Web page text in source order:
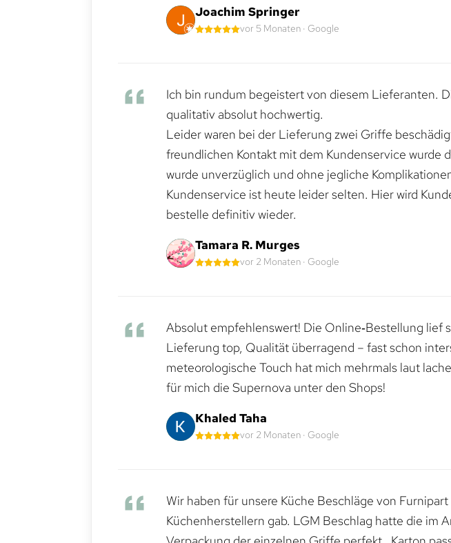
Joachim Springer
vor 5 Monaten · Google
Ich bin rundum begeistert von diesem Lieferanten.
qualitativ absolut hochwertig.
Leider waren bei der Lieferung zwei Griffe
freundlichen Kontakt mit dem Kundenservice wurde
wurde unverzüglich und ohne jegliche
Kundenservice ist heute leider selten. Hier wird
bestelle definitiv wieder.
Tamara R. Murges
vor 2 Monaten · Google
Absolut empfehlenswert! Die Online‑Bestellung lief
Lieferung top, Qualität überragend – fast schon
meteorologische Touch hat mich mehrmals laut
für mich die Supernova unter den Shops!
Khaled Taha
vor 2 Monaten · Google
Wir haben für unsere Küche Beschläge von
Küchenherstellern gab. LGM Beschlag hatte die im